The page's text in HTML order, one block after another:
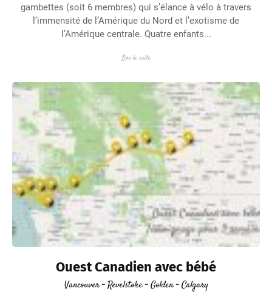
gambettes (soit 6 membres) qui s’élance à vélo à travers
l’immensité de l’Amérique du Nord et l’exotisme de
l’Amérique centrale. Quatre enfants...
Lire la suite
Ouest Canadien avec bébé
Vancouver - Revelstoke - Golden - Calgary